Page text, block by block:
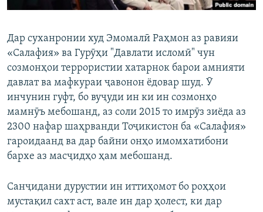
Дар суханронии худ Эмомалӣ Раҳмон аз равияи
«Салафия» ва Гурӯҳи "Давлати исломӣ" чун
созмонҳои террористии хатарнок барои амнияти
давлат ва мафкураи ҷавонон ёдовар шуд. Ӯ
инчунин гуфт, бо вуҷуди ин ки ин созмонҳо
мамнӯъ мебошанд, аз соли 2015 то имрӯз зиёда аз
2300 нафар шаҳрванди Тоҷикистон ба «Салафия»
гароидаанд ва дар байни онҳо имомхатибони
бархе аз масҷидҳо ҳам мебошанд.
Санҷидани дурустии ин иттиҳомот бо роҳҳои
мустақил сахт аст, вале ин дар ҳолест, ки дар